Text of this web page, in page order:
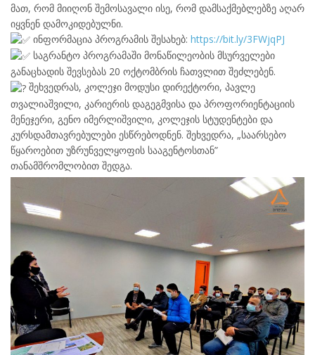
მათ, რომ მიიღონ შემოსავალი ისე, რომ დამსაქმებლებზე აღარ
იყვნენ დამოკიდებულნი.
ინფორმაცია პროგრამის შესახებ: https://bit.ly/3FWjqPJ
საგრანტო პროგრამაში მონაწილეობის მსურველები
განაცხადის შევსებას 20 ოქტომბრის ჩათვლით შეძლებენ.
შეხვედრას, კოლეჯი მოდუსი დირექტორი, პავლე
თვალიაშვილი, კარიერის დაგეგმვისა და პროფორიენტაციის
მენეჯერი, გენო იმერლიშვილი, კოლეჯის სტუდენტები და
კურსდამთავრებულები ესწრებოდნენ. შეხვედრა, „საარსებო
წყაროებით უზრუნველყოფის სააგენტოსთან”
თანამშრომლობით შედგა.